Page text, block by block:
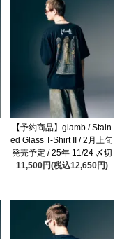
【予約商品】glamb / Stain
ed Glass T-Shirt II / 2月上旬
発売予定 / 25年 11/24 〆切
11,500円(税込12,650円)